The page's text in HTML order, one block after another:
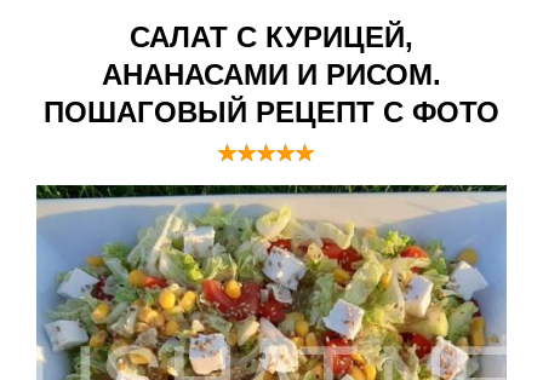
САЛАТ С КУРИЦЕЙ,
АНАНАСАМИ И РИСОМ.
ПОШАГОВЫЙ РЕЦЕПТ С ФОТО